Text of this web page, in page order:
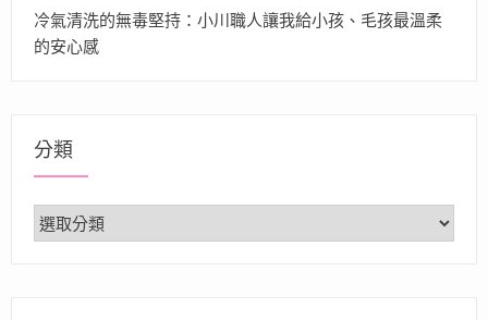
冷氣清洗的無毒堅持：小川職人讓我給小孩、毛孩最溫柔
的安心感
分類
分
類